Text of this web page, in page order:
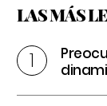
LAS MÁS